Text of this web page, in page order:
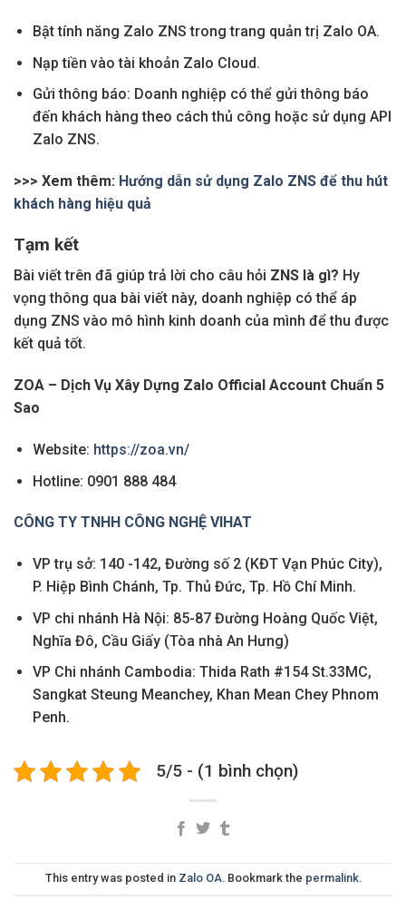
Bật tính năng Zalo ZNS trong trang quản trị Zalo OA.
Nạp tiền vào tài khoản Zalo Cloud.
Gửi thông báo: Doanh nghiệp có thể gửi thông báo
đến khách hàng theo cách thủ công hoặc sử dụng API
Zalo ZNS.
>>> Xem thêm: Hướng dẫn sử dụng Zalo ZNS để thu hút
khách hàng hiệu quả
Tạm kết
Bài viết trên đã giúp trả lời cho câu hỏi ZNS là gì? Hy
vọng thông qua bài viết này, doanh nghiệp có thể áp
dụng ZNS vào mô hình kinh doanh của mình để thu được
kết quả tốt.
ZOA – Dịch Vụ Xây Dựng Zalo Official Account Chuẩn 5
Sao
Website: https://zoa.vn/
Hotline: 0901 888 484
CÔNG TY TNHH CÔNG NGHỆ VIHAT
VP trụ sở: 140 -142, Đường số 2 (KĐT Vạn Phúc City),
P. Hiệp Bình Chánh, Tp. Thủ Đức, Tp. Hồ Chí Minh.
VP chi nhánh Hà Nội: 85-87 Đường Hoàng Quốc Việt,
Nghĩa Đô, Cầu Giấy (Tòa nhà An Hưng)
VP Chi nhánh Cambodia: Thida Rath #154 St.33MC,
Sangkat Steung Meanchey, Khan Mean Chey Phnom
Penh.
5/5 - (1 bình chọn)
This entry was posted in Zalo OA. Bookmark the permalink.